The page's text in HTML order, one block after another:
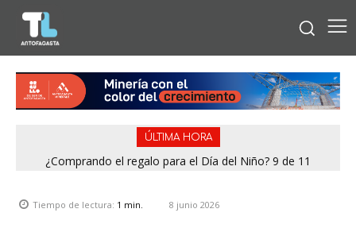
ÚLTIMA HORA
¿Comprando el regalo para el Día del Niño? 9 de 11
Tiempo de lectura: 1 min. 8 junio 2026